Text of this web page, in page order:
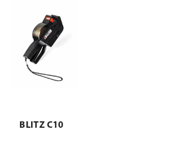
BLITZ C10